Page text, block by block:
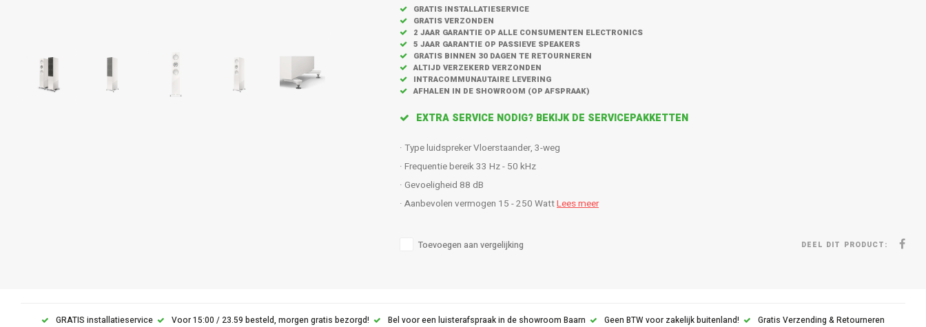
GRATIS INSTALLATIESERVICE
GRATIS VERZONDEN
2 JAAR GARANTIE OP ALLE CONSUMENTEN ELECTRONICS
5 JAAR GARANTIE OP PASSIEVE SPEAKERS
GRATIS BINNEN 30 DAGEN TE RETOURNEREN
ALTIJD VERZEKERD VERZONDEN
INTRACOMMUNAUTAIRE LEVERING
AFHALEN IN DE SHOWROOM (OP AFSPRAAK)
EXTRA SERVICE NODIG? BEKIJK DE SERVICEPAKKETTEN
· Type luidspreker Vloerstaander, 3-weg
· Frequentie bereik 33 Hz - 50 kHz
· Gevoeligheid 88 dB
· Aanbevolen vermogen 15 - 250 WattLees meer
Toevoegen aan vergelijking DEEL DIT PRODUCT:
GRATIS installatieservice Voor 15:00 / 23.59 besteld, morgen gratis bezorgd! Bel voor een luisterafspraak in de showroom Baarn Geen BTW voor zakelijk buitenland! Gratis Verzending & Retourneren